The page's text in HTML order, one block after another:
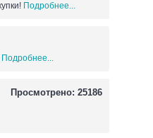
Подробнее...
Подробнее...
Просмотрено: 25186